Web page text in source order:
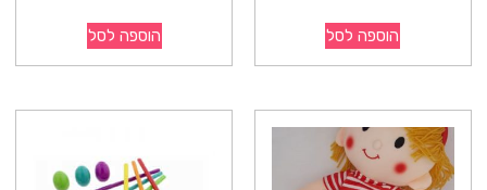
הוספה לסל הוספה לסל